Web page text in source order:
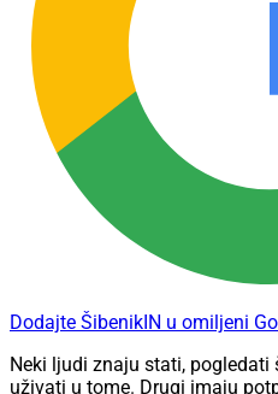
Dodajte ŠibenikIN u omiljeni
Neki ljudi znaju stati,
uživati u tome. Drugi imaju